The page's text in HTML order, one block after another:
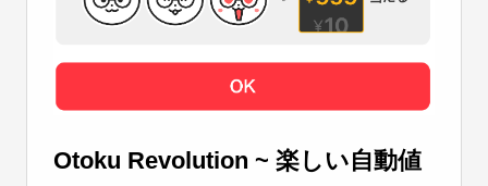
Otoku Revolution ~ 楽しい自動値